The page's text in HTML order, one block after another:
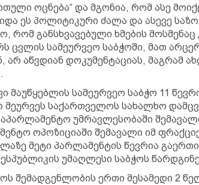
ოცნება“ და მგონია, რომ ასე
ეს პოლიტიკური ძალა და ასევე
რომ განსხვავებული ხმების
ცვლის სამეურვეო საბჭოში, მათ
არ აწვდიან დოკუმენტაციას, მაგრამ
მაუწყებლის სამეურვეო საბჭო 11
საქართველოს სახალხო
უმრავლესობაში
ოპოზიციაში შემავალი იმ
მეტი პარლამენტის წევრია
უმაღლესი საბჭოს
შემადგენლობის ერთი მესამედი 2